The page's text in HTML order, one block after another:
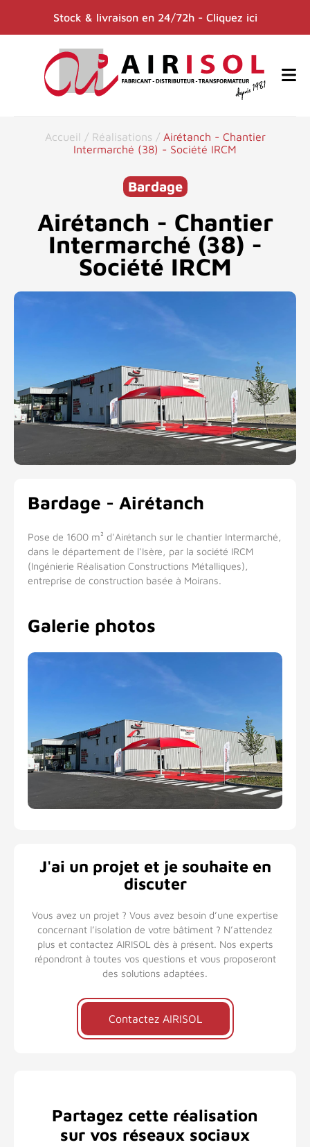
Stock & livraison en 24/72h - Cliquez ici
Accueil / Réalisations / Airétanch - Chantier
Intermarché (38) - Société IRCM
Bardage
Airétanch - Chantier
Intermarché (38) -
Société IRCM
Bardage - Airétanch
Pose de 1600 m² d'Airétanch sur le chantier Intermarché,
dans le département de l'Isère, par la société IRCM
(Ingénierie Réalisation Constructions Métalliques),
entreprise de construction basée à Moirans.
Galerie photos
J'ai un projet et je souhaite en
discuter
Vous avez un projet ? Vous avez besoin d’une expertise
concernant l’isolation de votre bâtiment ? N’attendez
plus et contactez AIRISOL dès à présent. Nos experts
répondront à toutes vos questions et vous proposeront
des solutions adaptées.
Contactez AIRISOL
Partagez cette réalisation
sur vos réseaux sociaux